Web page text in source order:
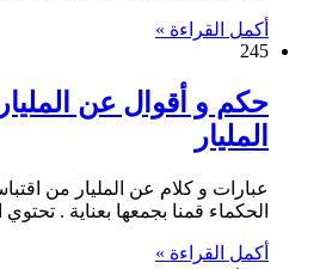
أكمل القراءة »
245
المليار
عبارات و كلام عن المليار من
الحكماء قمنا بجمعها بعناية . تحتوي
أكمل القراءة »